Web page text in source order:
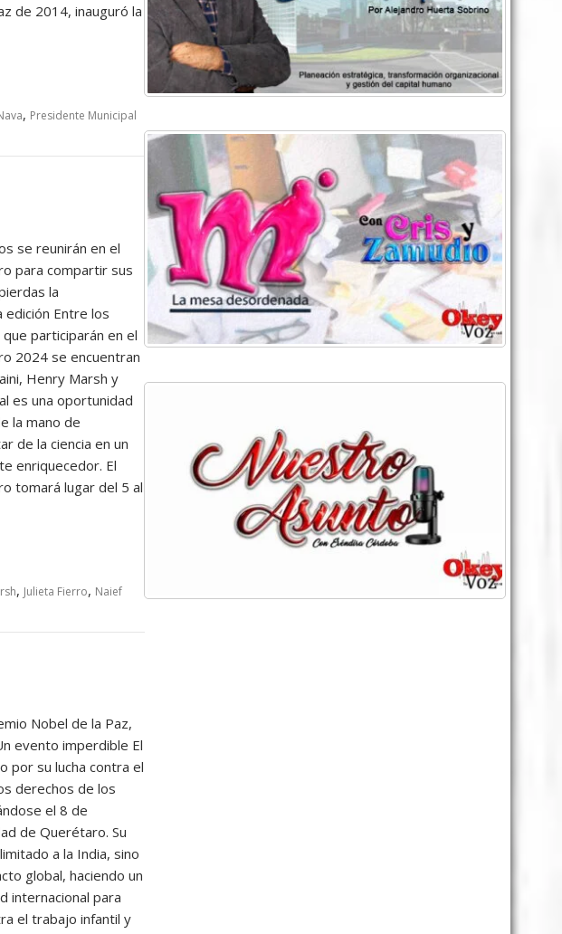
de 2014, inauguró la
, Presidente Municipal
se reunirán en el
para compartir sus
la
Entre los
participarán en el
2024 se encuentran
Henry Marsh y
es una oportunidad
la mano de
de la ciencia en un
enriquecedor. El
tomará lugar del 5 al
, Julieta Fierro, Naief
Nobel de la Paz,
evento imperdible El
por su lucha contra el
derechos de los
el 8 de
de Querétaro. Su
a la India, sino
global, haciendo un
internacional para
el trabajo infantil y